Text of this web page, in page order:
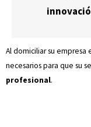
Al domiciliar su empresa
necesarios para que su
profesional.